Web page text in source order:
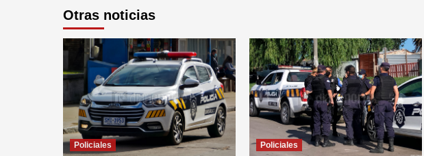
Otras noticias
Policiales Policiales